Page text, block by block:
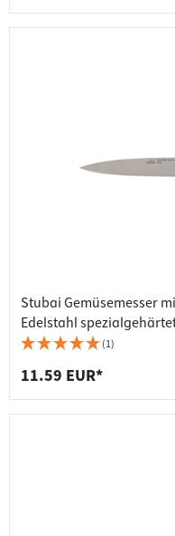
Stubai Gemüsemesser
Edelstahl
(1)
11.59 EUR*